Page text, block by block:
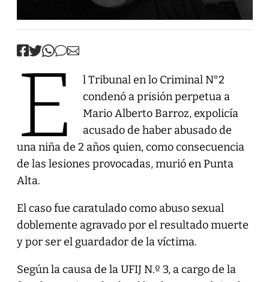
E
l Tribunal en lo Criminal N°2
condenó a prisión perpetua a
Mario Alberto Barroz, expolicía
acusado de haber abusado de
una niña de 2 años quien, como consecuencia
de las lesiones provocadas, murió en Punta
Alta.
El caso fue caratulado como abuso sexual
doblemente agravado por el resultado muerte
y por ser el guardador de la víctima.
Según la causa de la UFIJ N.º 3, a cargo de la